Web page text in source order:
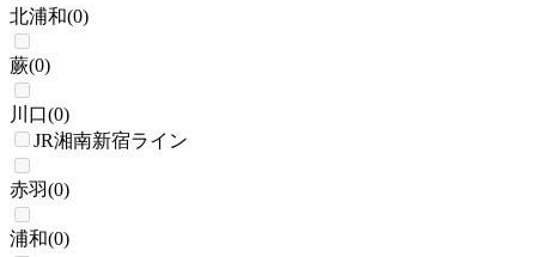
北浦和(0)
蕨(0)
川口(0)
JR湘南新宿ライン
赤羽(0)
浦和(0)